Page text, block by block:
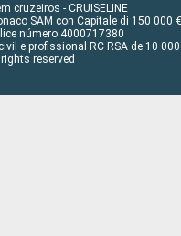
cruzeiros - CRUISELINE
SAM con Capitale di 150 000 €
número 4000717380
e profissional RC RSA de 10 000
reserved